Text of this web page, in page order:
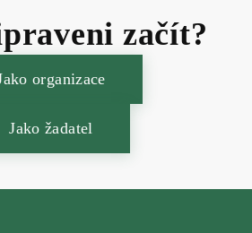
začít?
organizace
Jako žadatel